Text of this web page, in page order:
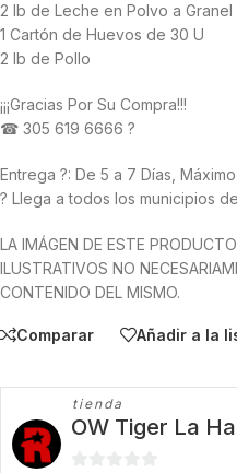
2 lb de Leche en Polvo a Granel
1 Cartón de Huevos de 30 U
2 lb de Pollo
¡¡¡Gracias Por Su Compra!!!
☎ 305 619 6666 ?
Entrega ?: De 5 a 7 Días,
? Llega a todos los municipios
LA IMÁGEN DE ESTE
ILUSTRATIVOS NO
CONTENIDO DEL MISMO.
Comparar Añadir a la
tienda
OW Tiger La